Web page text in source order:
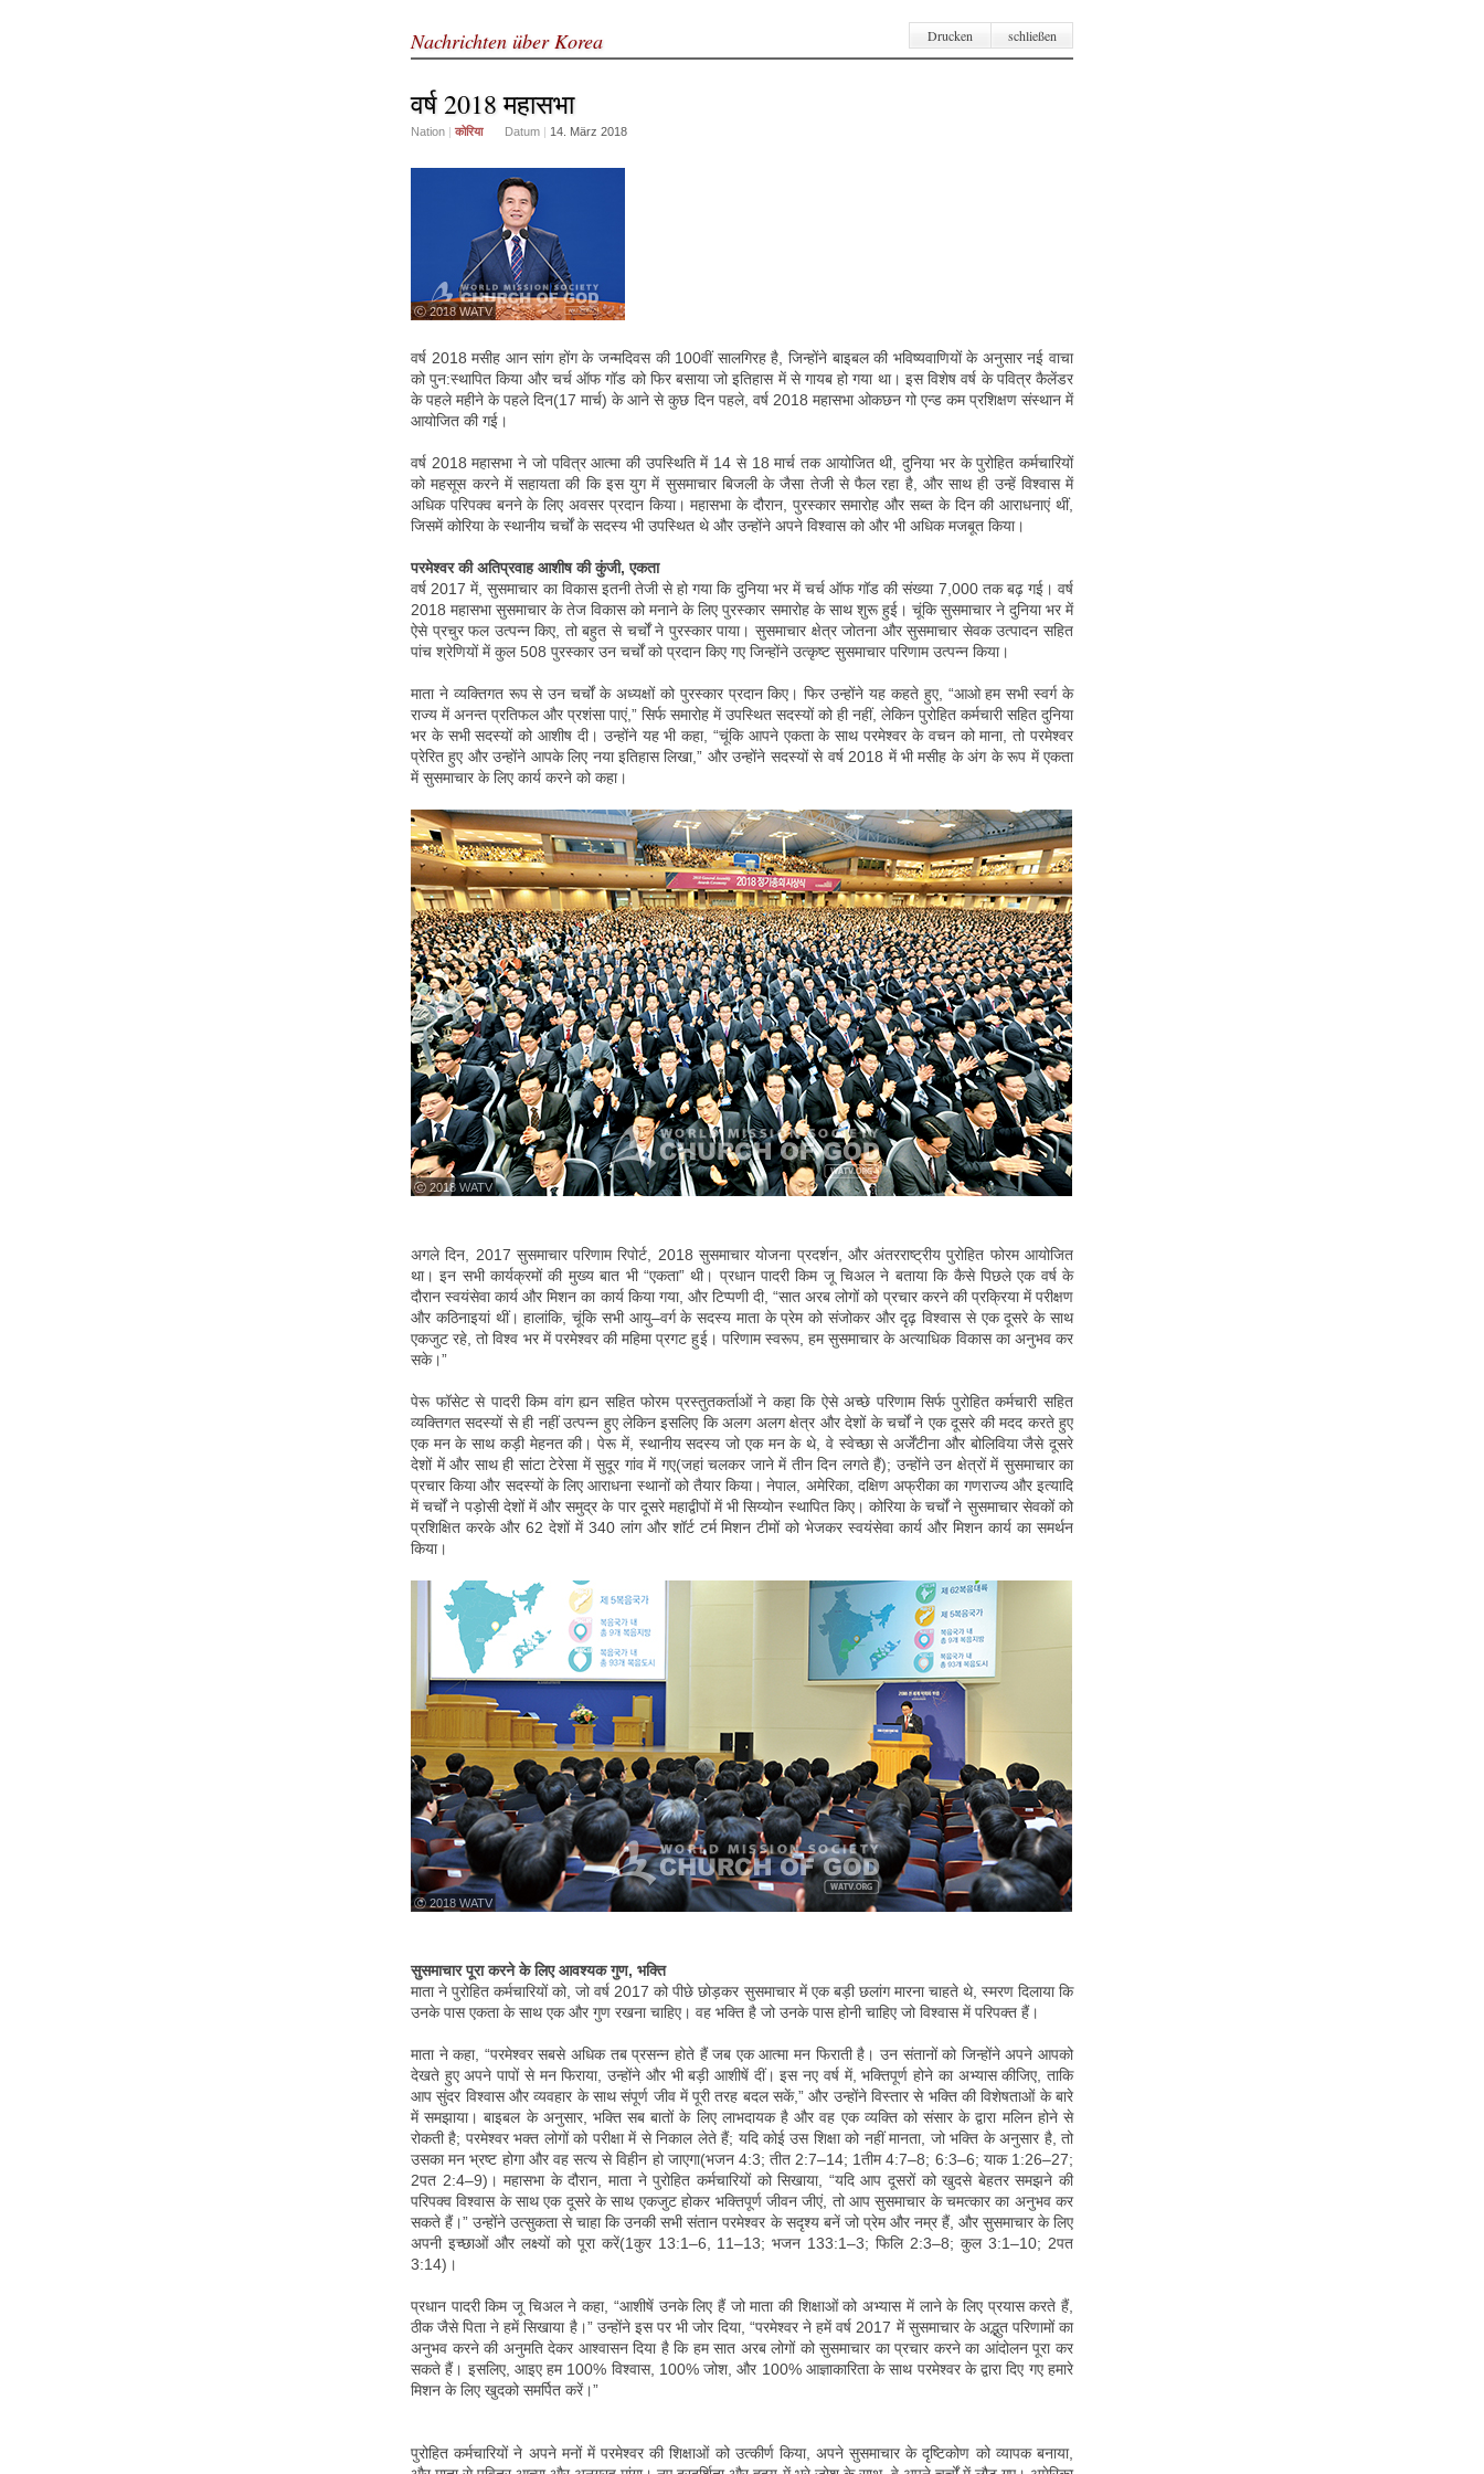
Nachrichten über Korea Drucken schließen
वर्ष 2018 महासभा
Nation | कोरिया Datum | 14. März 2018
ⓒ 2018 WATV
वर्ष 2018 मसीह आन सांग होंग के जन्मदिवस की 100वीं सालगिरह है, जिन्होंने बाइबल की भविष्यवाणियों के अनुसार नई वाचा
को पुन:स्थापित किया और चर्च ऑफ गॉड को फिर बसाया जो इतिहास में से गायब हो गया था। इस विशेष वर्ष के पवित्र कैलेंडर
के पहले महीने के पहले दिन(17 मार्च) के आने से कुछ दिन पहले, वर्ष 2018 महासभा ओकछन गो एन्ड कम प्रशिक्षण संस्थान में
आयोजित की गई।
वर्ष 2018 महासभा ने जो पवित्र आत्मा की उपस्थिति में 14 से 18 मार्च तक आयोजित थी, दुनिया भर के पुरोहित कर्मचारियों
को महसूस करने में सहायता की कि इस युग में सुसमाचार बिजली के जैसा तेजी से फैल रहा है, और साथ ही उन्हें विश्वास में
अधिक परिपक्व बनने के लिए अवसर प्रदान किया। महासभा के दौरान, पुरस्कार समारोह और सब्त के दिन की आराधनाएं थीं,
जिसमें कोरिया के स्थानीय चर्चों के सदस्य भी उपस्थित थे और उन्होंने अपने विश्वास को और भी अधिक मजबूत किया।
परमेश्वर की अतिप्रवाह आशीष की कुंजी, एकता
वर्ष 2017 में, सुसमाचार का विकास इतनी तेजी से हो गया कि दुनिया भर में चर्च ऑफ गॉड की संख्या 7,000 तक बढ़ गई। वर्ष
2018 महासभा सुसमाचार के तेज विकास को मनाने के लिए पुरस्कार समारोह के साथ शुरू हुई। चूंकि सुसमाचार ने दुनिया भर में
ऐसे प्रचुर फल उत्पन्न किए, तो बहुत से चर्चों ने पुरस्कार पाया। सुसमाचार क्षेत्र जोतना और सुसमाचार सेवक उत्पादन सहित
पांच श्रेणियों में कुल 508 पुरस्कार उन चर्चों को प्रदान किए गए जिन्होंने उत्कृष्ट सुसमाचार परिणाम उत्पन्न किया।
माता ने व्यक्तिगत रूप से उन चर्चों के अध्यक्षों को पुरस्कार प्रदान किए। फिर उन्होंने यह कहते हुए, “आओ हम सभी स्वर्ग के
राज्य में अनन्त प्रतिफल और प्रशंसा पाएं,” सिर्फ समारोह में उपस्थित सदस्यों को ही नहीं, लेकिन पुरोहित कर्मचारी सहित दुनिया
भर के सभी सदस्यों को आशीष दी। उन्होंने यह भी कहा, “चूंकि आपने एकता के साथ परमेश्वर के वचन को माना, तो परमेश्वर
प्रेरित हुए और उन्होंने आपके लिए नया इतिहास लिखा,” और उन्होंने सदस्यों से वर्ष 2018 में भी मसीह के अंग के रूप में एकता
में सुसमाचार के लिए कार्य करने को कहा।
ⓒ 2018 WATV
अगले दिन, 2017 सुसमाचार परिणाम रिपोर्ट, 2018 सुसमाचार योजना प्रदर्शन, और अंतरराष्ट्रीय पुरोहित फोरम आयोजित
था। इन सभी कार्यक्रमों की मुख्य बात भी “एकता” थी। प्रधान पादरी किम जू चिअल ने बताया कि कैसे पिछले एक वर्ष के
दौरान स्वयंसेवा कार्य और मिशन का कार्य किया गया, और टिप्पणी दी, “सात अरब लोगों को प्रचार करने की प्रक्रिया में परीक्षण
और कठिनाइयां थीं। हालांकि, चूंकि सभी आयु–वर्ग के सदस्य माता के प्रेम को संजोकर और दृढ़ विश्वास से एक दूसरे के साथ
एकजुट रहे, तो विश्व भर में परमेश्वर की महिमा प्रगट हुई। परिणाम स्वरूप, हम सुसमाचार के अत्याधिक विकास का अनुभव कर
सके।”
पेरू फॉसेट से पादरी किम वांग ह्यन सहित फोरम प्रस्तुतकर्ताओं ने कहा कि ऐसे अच्छे परिणाम सिर्फ पुरोहित कर्मचारी सहित
व्यक्तिगत सदस्यों से ही नहीं उत्पन्न हुए लेकिन इसलिए कि अलग अलग क्षेत्र और देशों के चर्चों ने एक दूसरे की मदद करते हुए
एक मन के साथ कड़ी मेहनत की। पेरू में, स्थानीय सदस्य जो एक मन के थे, वे स्वेच्छा से अर्जेंटीना और बोलिविया जैसे दूसरे
देशों में और साथ ही सांटा टेरेसा में सुदूर गांव में गए(जहां चलकर जाने में तीन दिन लगते हैं); उन्होंने उन क्षेत्रों में सुसमाचार का
प्रचार किया और सदस्यों के लिए आराधना स्थानों को तैयार किया। नेपाल, अमेरिका, दक्षिण अफ्रीका का गणराज्य और इत्यादि
में चर्चों ने पड़ोसी देशों में और समुद्र के पार दूसरे महाद्वीपों में भी सिय्योन स्थापित किए। कोरिया के चर्चों ने सुसमाचार सेवकों को
प्रशिक्षित करके और 62 देशों में 340 लांग और शॉर्ट टर्म मिशन टीमों को भेजकर स्वयंसेवा कार्य और मिशन कार्य का समर्थन
किया।
ⓒ 2018 WATV
सुसमाचार पूरा करने के लिए आवश्यक गुण, भक्ति
माता ने पुरोहित कर्मचारियों को, जो वर्ष 2017 को पीछे छोड़कर सुसमाचार में एक बड़ी छलांग मारना चाहते थे, स्मरण दिलाया कि
उनके पास एकता के साथ एक और गुण रखना चाहिए। वह भक्ति है जो उनके पास होनी चाहिए जो विश्वास में परिपक्त हैं।
माता ने कहा, “परमेश्वर सबसे अधिक तब प्रसन्न होते हैं जब एक आत्मा मन फिराती है। उन संतानों को जिन्होंने अपने आपको
देखते हुए अपने पापों से मन फिराया, उन्होंने और भी बड़ी आशीषें दीं। इस नए वर्ष में, भक्तिपूर्ण होने का अभ्यास कीजिए, ताकि
आप सुंदर विश्वास और व्यवहार के साथ संपूर्ण जीव में पूरी तरह बदल सकें,” और उन्होंने विस्तार से भक्ति की विशेषताओं के बारे
में समझाया। बाइबल के अनुसार, भक्ति सब बातों के लिए लाभदायक है और वह एक व्यक्ति को संसार के द्वारा मलिन होने से
रोकती है; परमेश्वर भक्त लोगों को परीक्षा में से निकाल लेते हैं; यदि कोई उस शिक्षा को नहीं मानता, जो भक्ति के अनुसार है, तो
उसका मन भ्रष्ट होगा और वह सत्य से विहीन हो जाएगा(भजन 4:3; तीत 2:7–14; 1तीम 4:7–8; 6:3–6; याक 1:26–27;
2पत 2:4–9)। महासभा के दौरान, माता ने पुरोहित कर्मचारियों को सिखाया, “यदि आप दूसरों को खुदसे बेहतर समझने की
परिपक्व विश्वास के साथ एक दूसरे के साथ एकजुट होकर भक्तिपूर्ण जीवन जीएं, तो आप सुसमाचार के चमत्कार का अनुभव कर
सकते हैं।” उन्होंने उत्सुकता से चाहा कि उनकी सभी संतान परमेश्वर के सदृश्य बनें जो प्रेम और नम्र हैं, और सुसमाचार के लिए
अपनी इच्छाओं और लक्ष्यों को पूरा करें(1कुर 13:1–6, 11–13; भजन 133:1–3; फिलि 2:3–8; कुल 3:1–10; 2पत
3:14)।
प्रधान पादरी किम जू चिअल ने कहा, “आशीषें उनके लिए हैं जो माता की शिक्षाओं को अभ्यास में लाने के लिए प्रयास करते हैं,
ठीक जैसे पिता ने हमें सिखाया है।” उन्होंने इस पर भी जोर दिया, “परमेश्वर ने हमें वर्ष 2017 में सुसमाचार के अद्भुत परिणामों का
अनुभव करने की अनुमति देकर आश्वासन दिया है कि हम सात अरब लोगों को सुसमाचार का प्रचार करने का आंदोलन पूरा कर
सकते हैं। इसलिए, आइए हम 100% विश्वास, 100% जोश, और 100% आज्ञाकारिता के साथ परमेश्वर के द्वारा दिए गए हमारे
मिशन के लिए खुदको समर्पित करें।”
पुरोहित कर्मचारियों ने अपने मनों में परमेश्वर की शिक्षाओं को उत्कीर्ण किया, अपने सुसमाचार के दृष्टिकोण को व्यापक बनाया,